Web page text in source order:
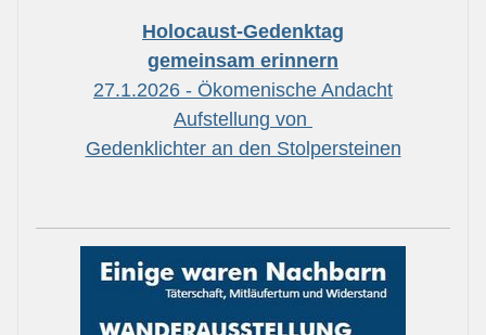
Holocaust-Gedenktag
gemeinsam erinnern
27.1.2026 - Ökomenische Andacht
Aufstellung von
Gedenklichter an den Stolpersteinen